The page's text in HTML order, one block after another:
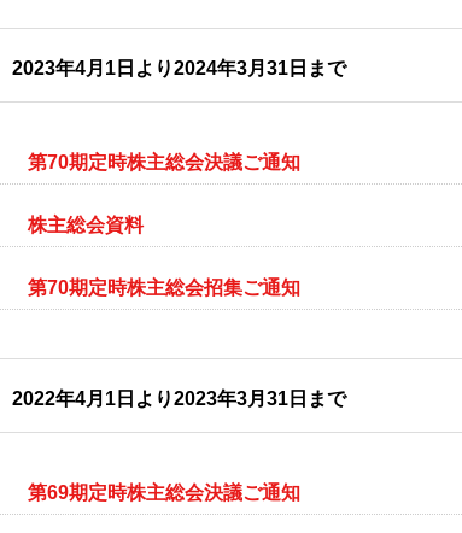
2023年4月1日より2024年3月31日まで
第70期定時株主総会決議ご通知
株主総会資料
第70期定時株主総会招集ご通知
2022年4月1日より2023年3月31日まで
第69期定時株主総会決議ご通知